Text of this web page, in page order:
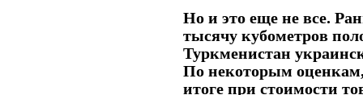
Но и это еще не все.
тысячу кубометров
Туркменистан
По некоторым оценкам,
итоге при стоимости